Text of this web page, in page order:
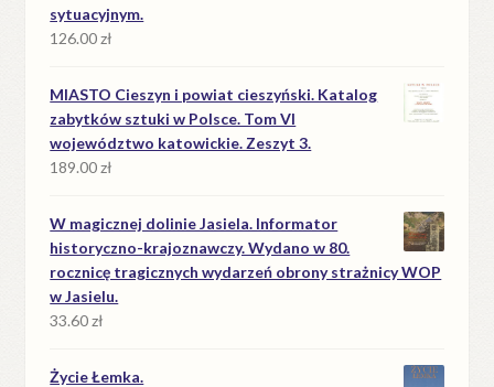
sytuacyjnym.
126.00zł
MIASTO Cieszyn i powiat cieszyński. Katalog
zabytków sztuki w Polsce. Tom VI
województwo katowickie. Zeszyt 3.
189.00zł
W magicznej dolinie Jasiela. Informator
historyczno-krajoznawczy. Wydano w 80.
rocznicę tragicznych wydarzeń obrony strażnicy WOP
w Jasielu.
33.60zł
Życie Łemka.